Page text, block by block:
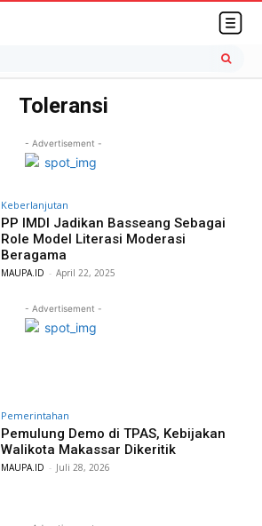
Toleransi
- Advertisement -
Keberlanjutan
PP IMDI Jadikan Basseang Sebagai
Role Model Literasi Moderasi
Beragama
MAUPA.ID - April 22, 2025
- Advertisement -
Pemerintahan
Pemulung Demo di TPAS, Kebijakan
Walikota Makassar Dikeritik
MAUPA.ID - Juli 28, 2026